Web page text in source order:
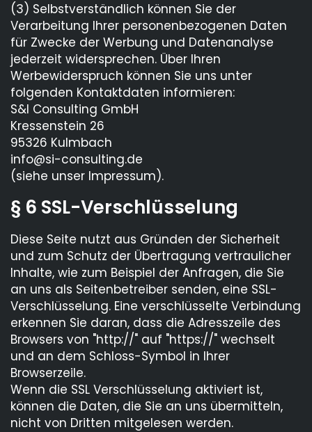
(3) Selbstverständlich können Sie der
Verarbeitung Ihrer personenbezogenen Daten
für Zwecke der Werbung und Datenanalyse
jederzeit widersprechen. Über Ihren
Werbewiderspruch können Sie uns unter
folgenden Kontaktdaten informieren:
S&I Consulting GmbH
Kressenstein 26
95326 Kulmbach
info@si-consulting.de
(siehe unser Impressum).
§ 6 SSL-Verschlüsselung
Diese Seite nutzt aus Gründen der Sicherheit
und zum Schutz der Übertragung vertraulicher
Inhalte, wie zum Beispiel der Anfragen, die Sie
an uns als Seitenbetreiber senden, eine SSL-
Verschlüsselung. Eine verschlüsselte Verbindung
erkennen Sie daran, dass die Adresszeile des
Browsers von "http://" auf "https://" wechselt
und an dem Schloss-Symbol in Ihrer
Browserzeile.
Wenn die SSL Verschlüsselung aktiviert ist,
können die Daten, die Sie an uns übermitteln,
nicht von Dritten mitgelesen werden.